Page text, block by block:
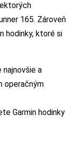
165. Zároveň
hodinky, ktoré si
a
operačným
Garmin hodinky